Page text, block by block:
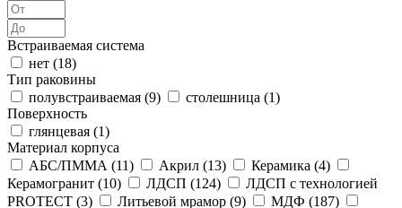
Встраиваемая система
нет (18)
Тип раковины
полувстраиваемая (9) столешница (1)
Поверхность
глянцевая (1)
Материал корпуса
АБС/ПММА (11) Акрил (13) Керамика (4)
Керамогранит (10) ЛДСП (124)
ЛДСП с технологией
PROTECT (3) Литьевой мрамор (9) МДФ (187)